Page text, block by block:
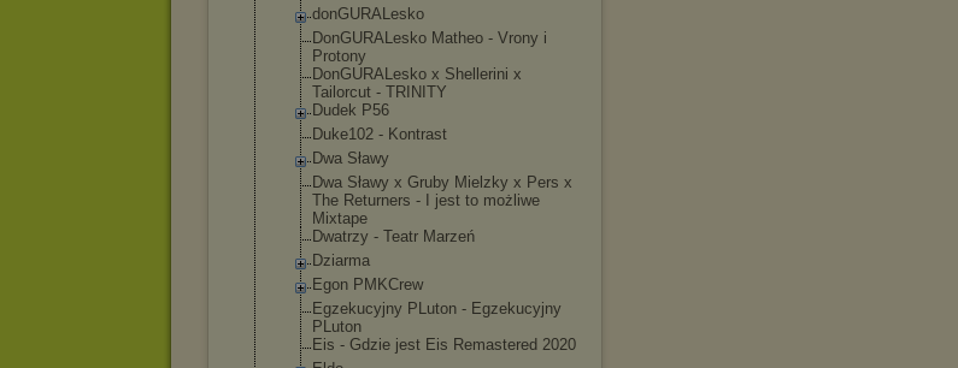
wyświetlona przypadkowo.
http://chomikuj.pl/PolitykaPrywatnosci.aspx
donGURALesko
DonGURALesko Matheo - Vrony i
Protony
DonGURALesko x Shellerini x
Tailorcut - TRINITY
Dudek P56
Duke102 - Kontrast
Dwa Sławy
Dwa Sławy x Gruby Mielzky x Pers x
The Returners - I jest to możliwe
Mixtape
Dwatrzy - Teatr Marzeń
Dziarma
Egon PMKCrew
Egzekucyjny PLuton - Egzekucyjny
PLuton
Eis - Gdzie jest Eis Remastered 2020